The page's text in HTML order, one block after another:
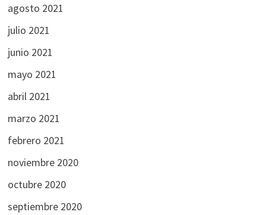
agosto 2021
julio 2021
junio 2021
mayo 2021
abril 2021
marzo 2021
febrero 2021
noviembre 2020
octubre 2020
septiembre 2020